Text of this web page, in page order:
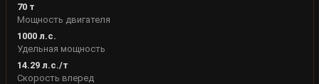
70т
Мощность двигателя
1000л.с.
Удельная мощность
14.29л.с./т
Скорость вперед